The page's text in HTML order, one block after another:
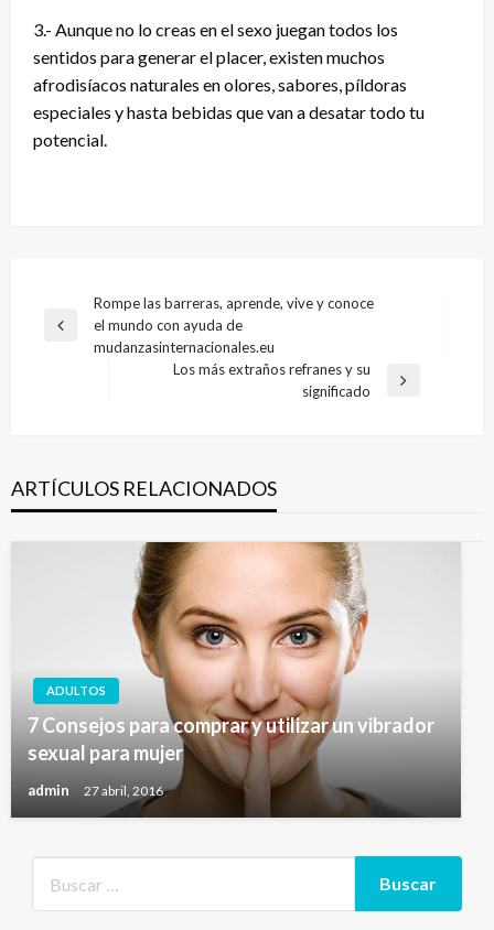
3.- Aunque no lo creas en el sexo juegan todos los
sentidos para generar el placer, existen muchos
afrodisíacos naturales en olores, sabores, píldoras
especiales y hasta bebidas que van a desatar todo tu
potencial.
Navegación
de
Entrada
anterior
Rompe las barreras, aprende, vive y conoce
el mundo con ayuda de
mudanzasinternacionales.eu
Los más extraños refranes y su
significado
ARTÍCULOS RELACIONADOS
ADULTOS
7 Consejos para comprar y utilizar un vibrador
sexual para mujer
admin 27 abril, 2016